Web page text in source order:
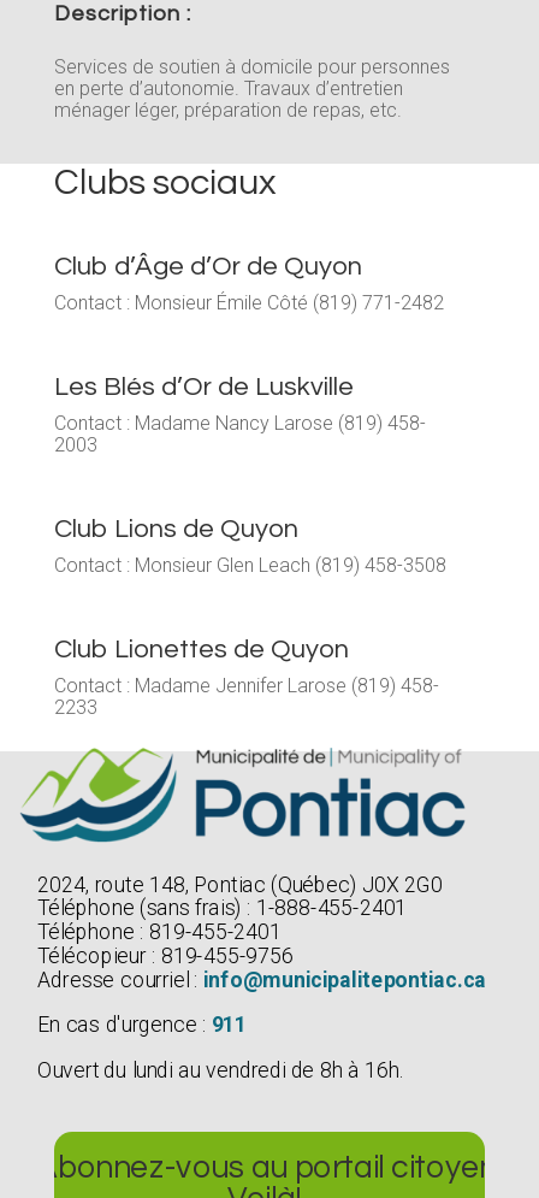
Description :
Services de soutien à domicile pour personnes
en perte d’autonomie. Travaux d’entretien
ménager léger, préparation de repas, etc.
Clubs sociaux
Club d’Âge d’Or de Quyon
Contact : Monsieur Émile Côté (819) 771-2482
Les Blés d’Or de Luskville
Contact : Madame Nancy Larose (819) 458-
2003
Club Lions de Quyon
Contact : Monsieur Glen Leach (819) 458-3508
Club Lionettes de Quyon
Contact : Madame Jennifer Larose (819) 458-
2233
2024, route 148, Pontiac (Québec) J0X 2G0
Téléphone (sans frais) : 1-888-455-2401
Téléphone : 819-455-2401
Télécopieur : 819-455-9756
Adresse courriel : info@municipalitepontiac.ca
En cas d'urgence : 911
Ouvert du lundi au vendredi de 8h à 16h.
Abonnez-vous au portail citoyen